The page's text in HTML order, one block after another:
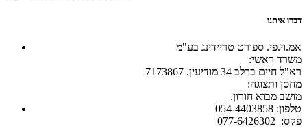
דברו איתנו
אמ.וי.פי. ספורט טריידינג בע"מ
:משרד ראשי
רא"ל חיים ברלב 34 מודיעין. 7173867
:מחסן ותצוגה
.מושב מבוא חורון
054-4403858 :טלפון
077-6426302 :פקס